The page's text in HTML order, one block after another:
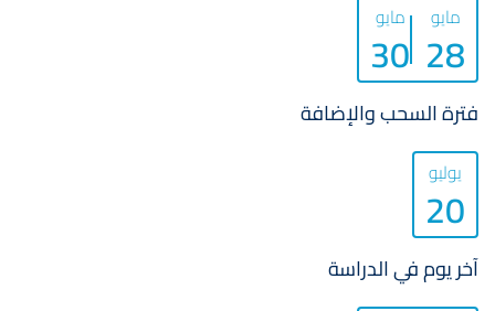
مايو
28
مايو
30
فترة السحب والإضافة
يوليو
20
آخر يوم في الدراسة